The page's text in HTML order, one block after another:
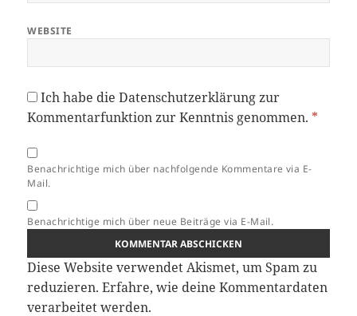
WEBSITE
Ich habe dieDatenschutzerklärungzur
Kommentarfunktion zur Kenntnis genommen. *
Benachrichtige mich über nachfolgende Kommentare via E-
Mail.
Benachrichtige mich über neue Beiträge via E-Mail.
Diese Website verwendet Akismet, um Spam zu
reduzieren.Erfahre, wie deine Kommentardaten
verarbeitet werden.